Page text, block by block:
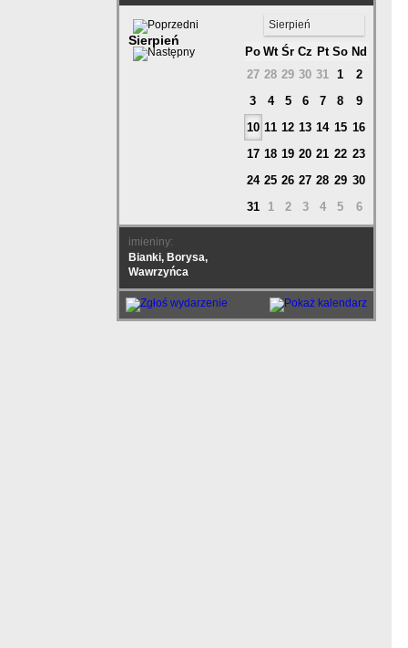
Sierpień
Sierpień
Po Wt Śr Cz Pt So Nd
27 28 29 30 31 1
2
3
4 5 6 7 8
9
10 11 12 13 14 15 16
17 18 19 20 21 22 23
24 25 26 27 28 29 30
31
1 2 3 4 5 6
imieniny:
Bianki, Borysa,
Wawrzyńca